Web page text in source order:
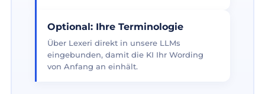
Optional: Ihre Terminologie
Über Lexeri direkt in unsere LLMs
eingebunden, damit die KI Ihr Wording
von Anfang an einhält.